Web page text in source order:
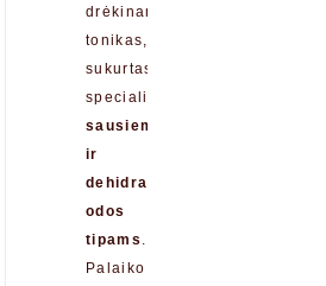
drėkinantis
tonikas,
sukurtas
specialiai
sausiems
ir
dehidratuotiems
odos
tipams
Palaiko